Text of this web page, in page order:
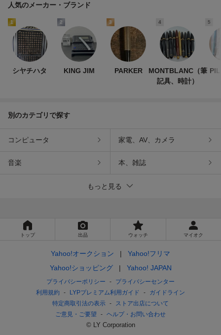
人気のメーカー・ブランド
1
シヤチハタ
2
KING JIM
3
PARKER
4
MONTBLANC（筆
記具、時計）
5
別のカテゴリで探す
コンピュータ 家電、AV、カメラ
音楽 本、雑誌
もっと見る
トップ 出品 ウォッチ マイオク
Yahoo!オークション
Yahoo!フリマ
Yahoo!ショッピング
Yahoo! JAPAN
プライバシーポリシー
プライバシーセンター
利用規約
LYPプレミアム利用ガイド
ガイドライン
特定商取引法の表示
ストア出店について
ご意見・ご要望
ヘルプ・お問い合わせ
© LY Corporation